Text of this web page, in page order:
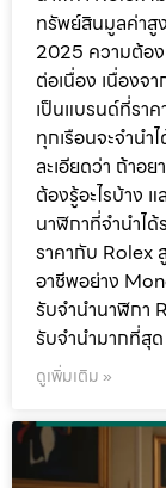
ทรัพย์สินมูลค่าสู
2025 ความต้อ
ต่อเนื่อง เนื่องจ
เป็นแบรนด์ที่รา
ทุกเรือนจะจำน
ละเอียดว่า ถ้าอ
ต้องรู้อะไรบ้าง
นาฬิกาที่จำนำไ
ราคากับ Rolex
อาชีพอย่าง
รับจำนำนาฬิกา
รับจำนำมากที่สุด
ดูเพิ่มเติม »